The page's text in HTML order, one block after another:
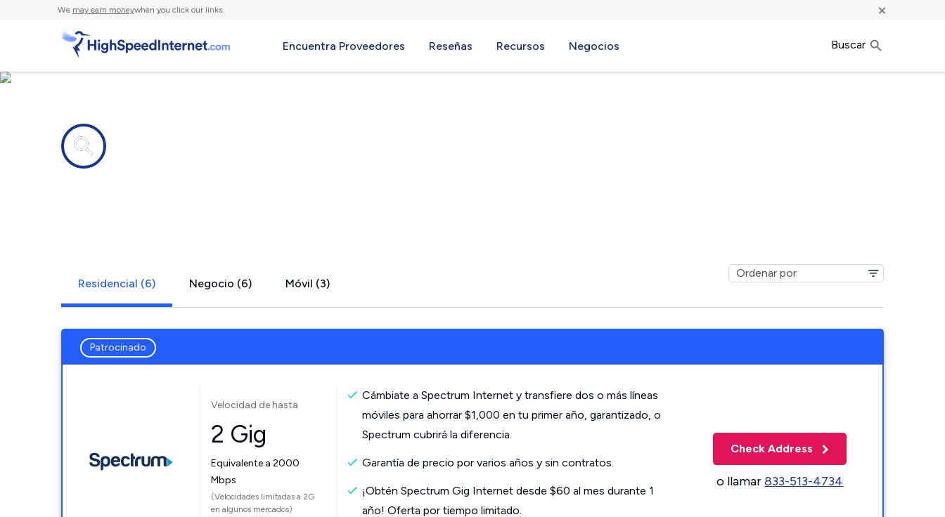
We may earn moneywhen you click our links. ×
Encuentra Proveedores Reseñas Recursos Negocios Buscar
Residencial (6) Negocio (6) Móvil (3)
Patrocinado
Velocidad de hasta
2 Gig
Equivalente a 2000
Mbps
(Velocidades limitadas a 2G
en algunos mercados)
Cámbiate a Spectrum Internet y transfiere dos o más líneas
móviles para ahorrar $1,000 en tu primer año, garantizado, o
Spectrum cubrirá la diferencia.
Garantía de precio por varios años y sin contratos.
¡Obtén Spectrum Gig Internet desde $60 al mes durante 1
año! Oferta por tiempo limitado.
Check Address
o llamar833-513-4734